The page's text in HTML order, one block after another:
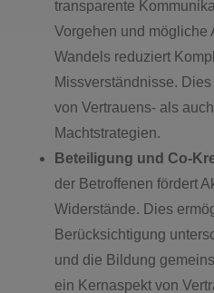
transparente
Vorgehen und mögliche
Wandels reduziert
Missverständnisse.
von Vertrauens- als
Machtstrategien.
Beteiligung und Co-
der Betroffenen fördert
Widerstände. Dies
Berücksichtigung
und die Bildung
ein Kernaspekt von